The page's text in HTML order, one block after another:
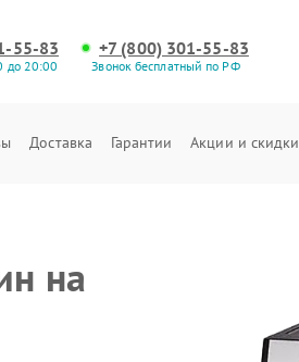
55-83
до 20:00
+7 (800) 301-55-83
Звонок бесплатный по РФ
Доставка Гарантии Акции и скидки
на